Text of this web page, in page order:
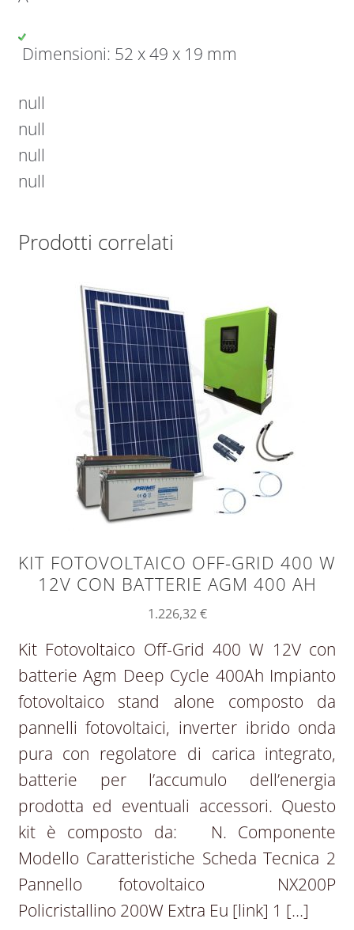
Dimensioni: 52 x 49 x 19 mm
null
null
null
null
Prodotti correlati
KIT FOTOVOLTAICO OFF-GRID 400 W
12V CON BATTERIE AGM 400 AH
1.226,32€
Kit Fotovoltaico Off-Grid 400 W 12V con
batterie Agm Deep Cycle 400Ah Impianto
fotovoltaico stand alone composto da
pannelli fotovoltaici, inverter ibrido onda
pura con regolatore di carica integrato,
batterie per l’accumulo dell’energia
prodotta ed eventuali accessori. Questo
kit è composto da: N. Componente
Modello Caratteristiche Scheda Tecnica 2
Pannello fotovoltaico NX200P
Policristallino 200W Extra Eu [link] 1 […]